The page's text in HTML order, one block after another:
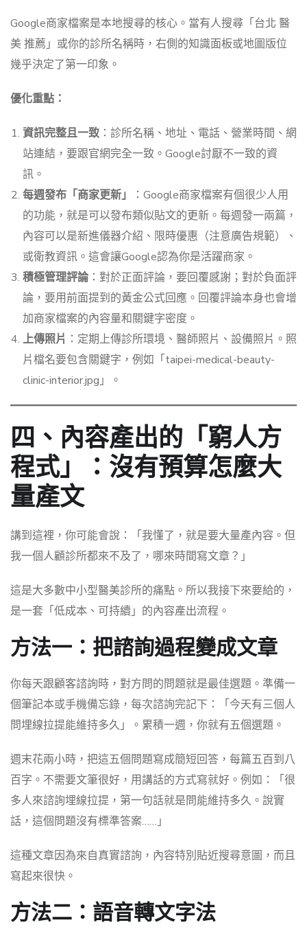
Google商家檔案是本地搜尋的核心。當有人搜尋「台北 醫
美 推薦」或你的診所名稱時，右側的知識面板或地圖版位
幾乎決定了第一印象。
優化重點：
資訊完整且一致 ：診所名稱、地址、電話、營業時間、網
站連結，要跟官網完全一致。Google討厭不一致的資
訊。
每週發布「商家更新」
：Google商家檔案有個很少人用
的功能，就是可以發布類似貼文的更新。每週發一兩篇，
內容可以是新進儀器介紹、限時優惠（注意廣告規範）、
或衛教資訊。這會讓Google認為你是活躍商家。
積極管理評論 ：對於正面評論，要回覆感謝；對於負面評
論，要用前面提到的黃金公式回應。回覆評論本身也會增
加商家檔案的內容量和關鍵字密度。
上傳照片 ：定期上傳診所環境、醫師照片、設備照片。照
片檔名要包含關鍵字，例如「taipei-medical-beauty-
clinic-interior.jpg」。
四、內容產出的「窮人方
程式」：沒有預算怎麼大
量產文
講到這裡，你可能會說：「我懂了，就是要大量產內容。但
我一個人顧診所都來不及了，哪來時間寫文章？」
這是大多數中小型醫美診所的痛點。所以我接下來要給的，
是一套「低成本、可持續」的內容產出流程。
方法一：把諮詢過程變成文章
你每天跟顧客諮詢時，對方問的問題就是最佳選題。準備一
個筆記本或手機備忘錄，每次諮詢完記下：「今天有三個人
問埋線拉提能維持多久」。累積一週，你就有五個選題。
週末花兩小時，把這五個問題寫成簡短回答，每篇五百到八
百字。不需要文筆很好，用講話的方式寫就好。例如：「很
多人來諮詢埋線拉提，第一句話就是問能維持多久。說實
話，這個問題沒有標準答案……」
這種文章因為來自真實諮詢，內容特別貼近搜尋意圖，而且
寫起來很快。
方法二：語音轉文字法